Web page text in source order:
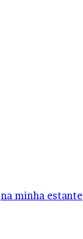
na minha estante